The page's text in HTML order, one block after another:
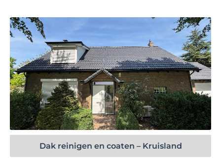
Bekijk project
Dak reinigen en coaten – Kruisland